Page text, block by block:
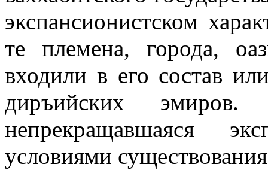
экспансионистском
те племена, города,
входи­ли в его состав
диръийских
непрекращавшаяся
условиями